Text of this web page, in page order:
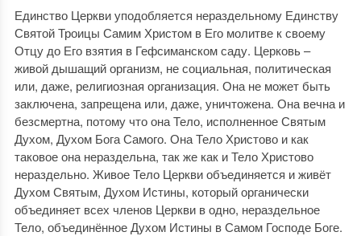
Единство Церкви уподобляется нераздельному Единству
Святой Троицы Самим Христом в Его молитве к своему
Отцу до Его взятия в Гефсиманском саду. Церковь –
живой дышащий организм, не социальная, политическая
или, даже, религиозная организация. Она не может быть
заключена, запрещена или, даже, уничтожена. Она вечна и
безсмертна, потому что она Тело, исполненное Святым
Духом, Духом Бога Самого. Она Тело Христово и как
таковое она нераздельна, так же как и Тело Христово
нераздельно. Живое Тело Церкви объединяется и живёт
Духом Святым, Духом Истины, который органически
объединяет всех членов Церкви в одно, нераздельное
Тело, объединённое Духом Истины в Самом Господе Боге.